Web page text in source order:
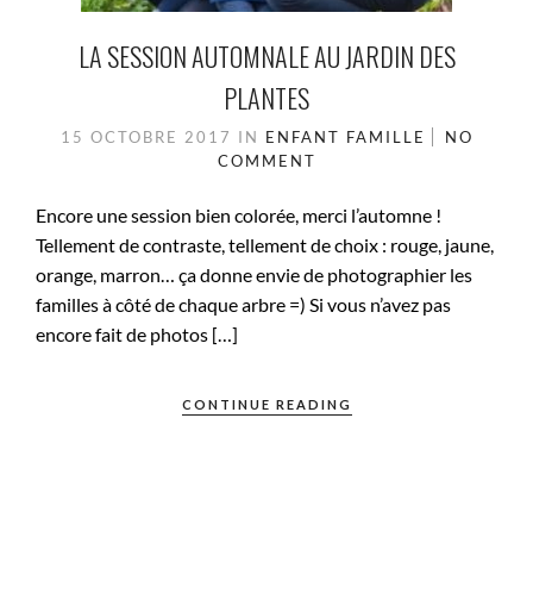
LA SESSION AUTOMNALE AU JARDIN DES
PLANTES
15 OCTOBRE 2017 IN ENFANT FAMILLE
NO
COMMENT
Encore une session bien colorée, merci l’automne !
Tellement de contraste, tellement de choix : rouge, jaune,
orange, marron… ça donne envie de photographier les
familles à côté de chaque arbre =) Si vous n’avez pas
encore fait de photos […]
CONTINUE READING